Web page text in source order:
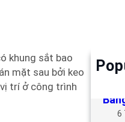
khung sắt bao
mặt sau bởi keo
trí ở công trình
6